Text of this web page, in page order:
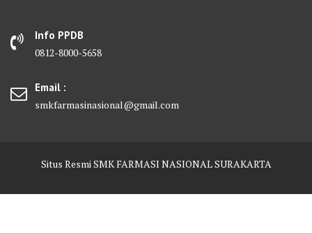
Info PPDB
0812-8000-5658
Email :
smkfarmasinasional@gmail.com
Situs Resmi SMK FARMASI NASIONAL SURAKARTA